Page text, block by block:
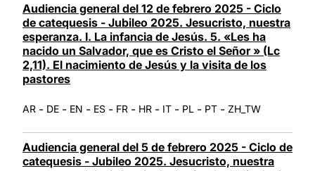
Audiencia general del 12 de febrero 2025 - Ciclo
de catequesis - Jubileo 2025. Jesucristo, nuestra
esperanza. I. La infancia de Jesús. 5. «Les ha
nacido un Salvador, que es Cristo el Señor » (Lc
2,11). El nacimiento de Jesús y la visita de los
pastores
AR - DE - EN - ES - FR - HR - IT - PL - PT - ZH_TW
Audiencia general del 5 de febrero 2025 - Ciclo de
catequesis - Jubileo 2025. Jesucristo, nuestra